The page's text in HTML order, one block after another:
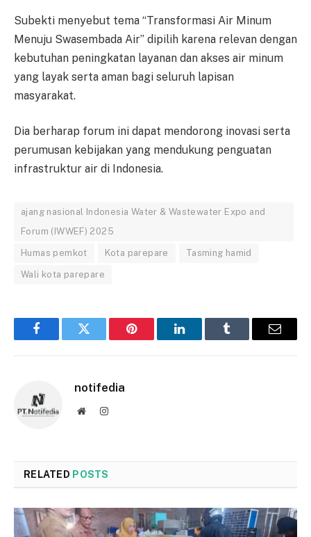
Subekti menyebut tema “Transformasi Air Minum
Menuju Swasembada Air” dipilih karena relevan dengan
kebutuhan peningkatan layanan dan akses air minum
yang layak serta aman bagi seluruh lapisan
masyarakat.
Dia berharap forum ini dapat mendorong inovasi serta
perumusan kebijakan yang mendukung penguatan
infrastruktur air di Indonesia.
ajang nasional Indonesia Water & Wastewater Expo and
Forum (IWWEF) 2025
Humas pemkot Kota parepare Tasming hamid
Wali kota parepare
FacebookTwitter Pinterest LinkedInTumblr Email
notifedia
WebsiteInstagram
RELATED POSTS